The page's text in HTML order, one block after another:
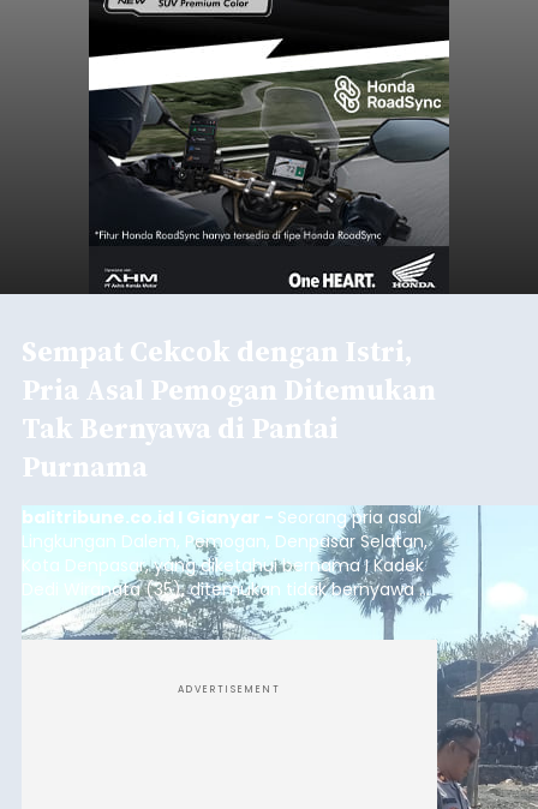
Sempat Cekcok dengan Istri,
Pria Asal Pemogan Ditemukan
Tak Bernyawa di Pantai
Purnama
balitribune.co.id I Gianyar - Seorang pria asal
Lingkungan Dalem, Pemogan, Denpasar Selatan,
Kota Denpasar, yang diketahui bernama I Kadek
Dedi Wiranata (35), ditemukan tidak bernyawa di
pesisir Pantai Purnama, Sukawati.
ADVERTISEMENT